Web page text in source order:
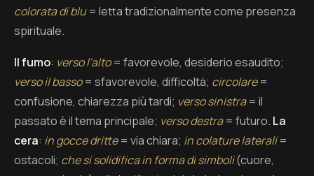
colorata di blu= letta tradizionalmente come presenza
spirituale.
Il fumo: verso l'alto= favorevole, desiderio esaudito;
verso il basso= sfavorevole, difficoltà; circolare=
confusione, chiarezza più tardi; verso sinistra= il
passato è il tema principale; verso destra= futuro. La
cera: in gocce dritte= via chiara; in colature laterali=
ostacoli; che si solidifica in forma di simboli(cuore,